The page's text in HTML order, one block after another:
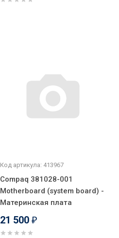
Код артикула: 413967
Compaq 381028-001
Motherboard (system board) -
Материнская плата
21 500 ₽